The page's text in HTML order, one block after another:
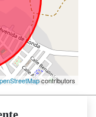
contributors